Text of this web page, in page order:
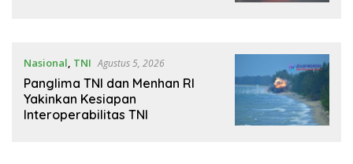
Nasional, TNI Agustus 5, 2026
Panglima TNI dan Menhan RI
Yakinkan Kesiapan
Interoperabilitas TNI